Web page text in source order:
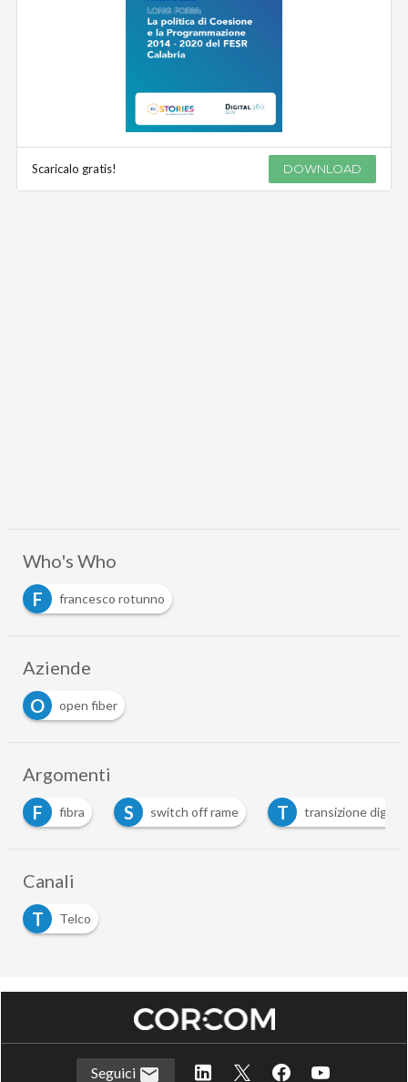
Scaricalo gratis! DOWNLOAD
Who's Who
F
francesco rotunno
Aziende
O
open fiber
Argomenti
F
fibra S switch off rame T transizione digitale
Canali
T
Telco
Seguici